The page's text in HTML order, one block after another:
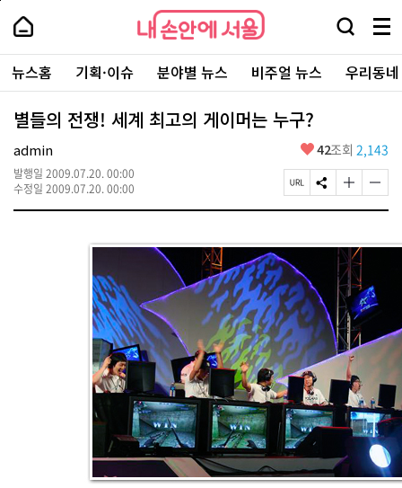
본
로
가
내
손
안
에
서
울
-
서
울
시
대
표
소
내
손
에
울
검
창
열
기
메
뉴
전
체
보
주
요
서
뉴스홈 기획·이슈 분야별 뉴스 비주얼 뉴스 우리동
별들의 전쟁! 세계 최고의 게이머는 누구?
admin
발행일 2009.07.20. 00:00
수정일 2009.07.20. 00:00
좋
요
42조회 2,143
페
이
R
L
복
사
S
N
유
글
자
크
게
변
경
하
기
글
자
작
변
경
하
기
페
상
단
로